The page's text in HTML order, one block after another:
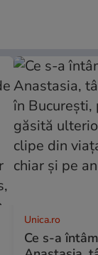
Unica.ro
Ce s-a